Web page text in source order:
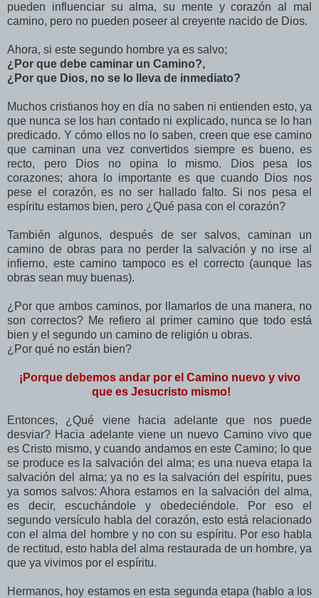
pueden influenciar su alma, su mente y corazón al mal
camino, pero no pueden poseer al creyente nacido de Dios.
Ahora, si este segundo hombre ya es salvo;
¿Por que debe caminar un Camino?,
¿Por que Dios, no se lo lleva de inmediato?
Muchos cristianos hoy en día no saben ni entienden esto, ya
que nunca se los han contado ni explicado, nunca se lo han
predicado. Y cómo ellos no lo saben, creen que ese camino
que caminan una vez convertidos siempre es bueno, es
recto, pero Dios no opina lo mismo. Dios pesa los
corazones; ahora lo importante es que cuando Dios nos
pese el corazón, es no ser hallado falto. Si nos pesa el
espíritu estamos bien, pero ¿Qué pasa con el corazón?
También algunos, después de ser salvos, caminan un
camino de obras para no perder la salvación y no irse al
infierno, este camino tampoco es el correcto (aunque las
obras sean muy buenas).
¿Por que ambos caminos, por llamarlos de una manera, no
son correctos? Me refiero al primer camino que todo está
bien y el segundo un camino de religión u obras.
¿Por qué no están bien?
¡Porque debemos andar por el Camino nuevo y vivo
que es Jesucristo mismo!
Entonces, ¿Qué viene hacia adelante que nos puede
desviar? Hacia adelante viene un nuevo Camino vivo que
es Cristo mismo, y cuando andamos en este Camino; lo que
se produce es la salvación del alma; es una nueva etapa la
salvación del alma; ya no es la salvación del espíritu, pues
ya somos salvos: Ahora estamos en la salvación del alma,
es decir, escuchándole y obedeciéndole. Por eso el
segundo versículo habla del corazón, esto está relacionado
con el alma del hombre y no con su espíritu. Por eso habla
de rectitud, esto habla del alma restaurada de un hombre, ya
que ya vivimos por el espíritu.
Hermanos, hoy estamos en esta segunda etapa (hablo a los